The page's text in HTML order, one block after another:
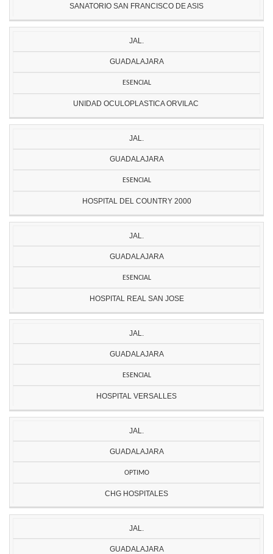
SANATORIO SAN FRANCISCO DE ASIS
JAL.
GUADALAJARA
ESENCIAL
UNIDAD OCULOPLASTICA ORVILAC
JAL.
GUADALAJARA
ESENCIAL
HOSPITAL DEL COUNTRY 2000
JAL.
GUADALAJARA
ESENCIAL
HOSPITAL REAL SAN JOSE
JAL.
GUADALAJARA
ESENCIAL
HOSPITAL VERSALLES
JAL.
GUADALAJARA
OPTIMO
CHG HOSPITALES
JAL.
GUADALAJARA